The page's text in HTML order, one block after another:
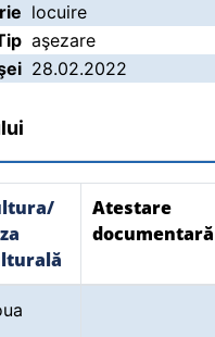
locuire
aşezare
28.02.2022
Atestare
documentară